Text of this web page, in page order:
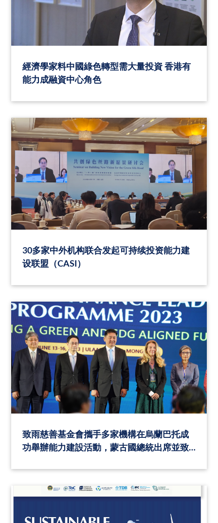
經濟學家料中國綠色轉型需大量投資 香港有
能力成融資中心角色
30多家中外机构联合发起可持续投资能力建
设联盟（CASI）
致雨慈善基金會攜手多家機構在烏蘭巴托成
功舉辦能力建設活動，蒙古國總統出席並致